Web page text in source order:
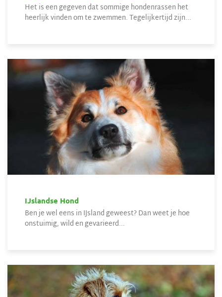
Het is een gegeven dat sommige hondenrassen het
heerlijk vinden om te zwemmen. Tegelijkertijd zijn...
IJslandse Hond
Ben je wel eens in IJsland geweest? Dan weet je hoe
onstuimig, wild en gevarieerd...